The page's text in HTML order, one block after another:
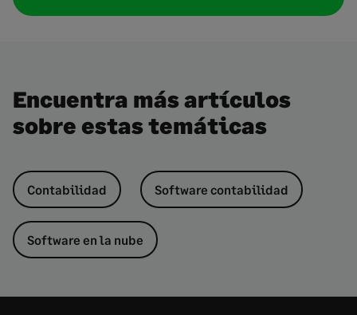
Encuentra más artículos
sobre estas temáticas
Contabilidad Software contabilidad
Software en la nube